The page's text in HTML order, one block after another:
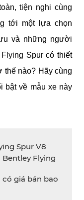
tiện nghi cùng
tới một lựa chọn
và những người
Spur có thiết
thế nào? Hãy cùng
bật về mẫu xe này
Spur V8
Flying
có giá bán bao